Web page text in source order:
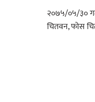
२०७५/०५/३०
चितवन, फोस